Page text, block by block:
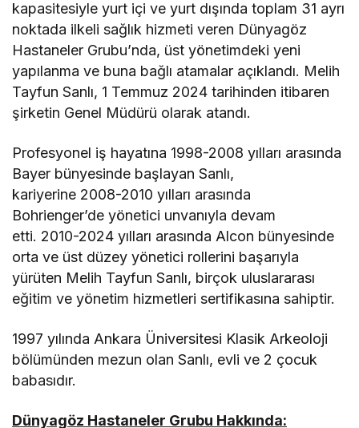
kapasitesiyle yurt içi ve yurt dışında toplam 31 ayrı
noktada ilkeli sağlık hizmeti veren Dünyagöz
Hastaneler Grubu’nda, üst yönetimdeki yeni
yapılanma ve buna bağlı atamalar açıklandı. Melih
Tayfun Sanlı, 1 Temmuz 2024 tarihinden itibaren
şirketin Genel Müdürü olarak atandı.
Profesyonel iş hayatına 1998-2008 yılları arasında
Bayer bünyesinde başlayan Sanlı,
kariyerine 2008-2010 yılları arasında
Bohrienger’de yönetici unvanıyla devam
etti. 2010-2024 yılları arasında Alcon bünyesinde
orta ve üst düzey yönetici rollerini başarıyla
yürüten Melih Tayfun Sanlı, birçok uluslararası
eğitim ve yönetim hizmetleri sertifikasına sahiptir.
1997 yılında Ankara Üniversitesi Klasik Arkeoloji
bölümünden mezun olan Sanlı, evli ve 2 çocuk
babasıdır.
Dünyagöz Hastaneler Grubu Hakkında: